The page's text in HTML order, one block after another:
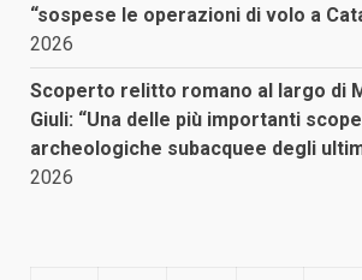
“sospese le operazioni di volo a
2026
Scoperto relitto romano al largo di
Giuli: “Una delle più importanti
archeologiche subacquee degli
2026